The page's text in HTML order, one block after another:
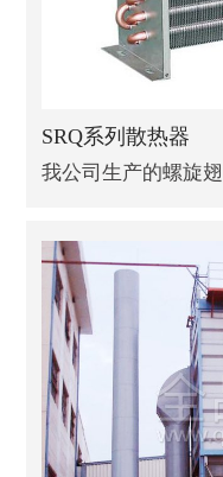
SRQ系列散热器
我公司生产的螺旋